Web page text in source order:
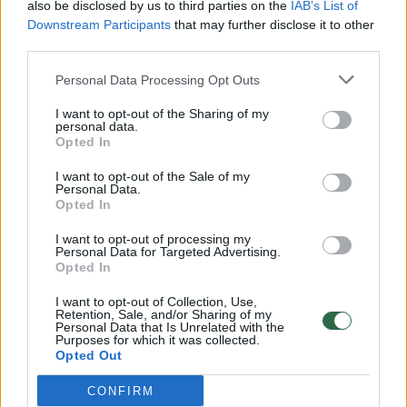
also be disclosed by us to third parties on the IAB’s List of
Downstream Participants that may further disclose it to other
Personal Data Processing Opt Outs
I want to opt-out of the Sharing of my
personal data.
Opted In
I want to opt-out of the Sale of my
Personal Data.
Opted In
I want to opt-out of processing my
Personal Data for Targeted Advertising.
Opted In
I want to opt-out of Collection, Use,
Retention, Sale, and/or Sharing of my
Personal Data that Is Unrelated with the
Purposes for which it was collected.
Opted Out
CONFIRM
Žinios | Lietuvos diena
Savaitės vidurys nusimato karštas: temperatūra kils iki
Žinios | Orai
00:15:54
V. Zalužno pasisakymą laiko bandymu įsitvirtinti
Ukrainos politikoje: jis yra neteisus
Laidos | Nauja diena
Nufilmavo, kaip patvino Vilniaus Vakarinis aplinkkelis:
vaizdas pribloškia
Žinios | Lietuvos diena